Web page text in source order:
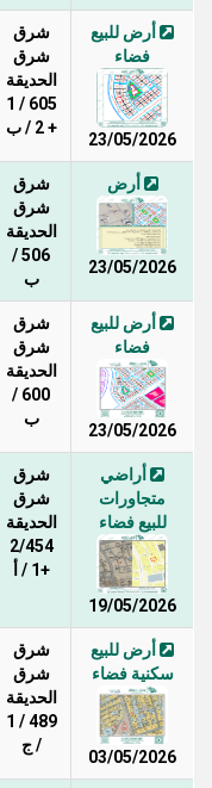
أرض للبيع
فضاء
23/05/2026
شرق
شرق
الحديقة
605 / 1
+ 2 / ب
أرض
23/05/2026
شرق
شرق
الحديقة
506 /
ب
أرض للبيع
فضاء
23/05/2026
شرق
شرق
الحديقة
600 /
ب
أراضي
متجاورات
للبيع فضاء
19/05/2026
شرق
شرق
الحديقة
2/454
+1 / أ
أرض للبيع
سكنية فضاء
03/05/2026
شرق
شرق
الحديقة
489 / 1
/ ج